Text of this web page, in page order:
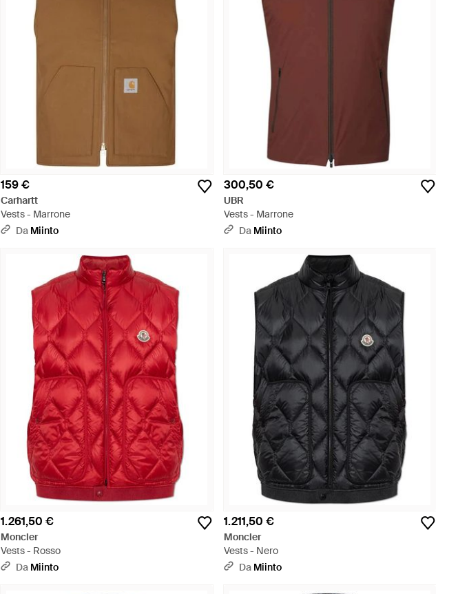
159 €
Carhartt
Vests - Marrone
Da Miinto
300,50 €
UBR
Vests - Marrone
Da Miinto
1.261,50 €
Moncler
Vests - Rosso
Da Miinto
1.211,50 €
Moncler
Vests - Nero
Da Miinto